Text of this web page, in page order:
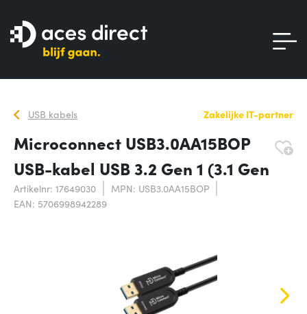
USB kabels Zakelijke IT-partner
Microconnect USB3.0AA15BOP
USB-kabel USB 3.2 Gen 1 (3.1 Gen
Artikelnr: 17649030
MPN: USB3.0AA15BOP
EAN: 5706998942289